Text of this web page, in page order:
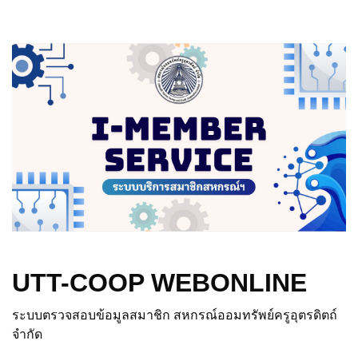
UTT-COOP WEBONLINE
ระบบตรวจสอบข้อมูลสมาชิก สหกรณ์ออมทรัพย์ครูอุตรดิตถ์
จำกัด